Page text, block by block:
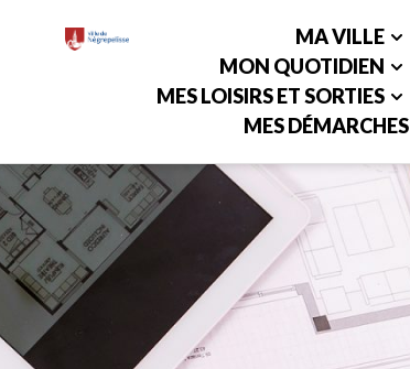
MA VILLE
MON QUOTIDIEN
MES LOISIRS ET SORTIES
MES DÉMARCHES